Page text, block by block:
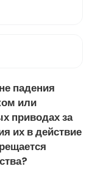
падения
или
приводах за
их в действие